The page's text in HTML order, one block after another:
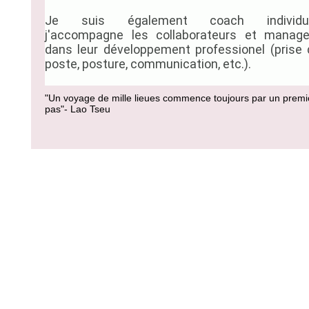
Je suis également coach
j'accompagne les collaborateurs et
dans leur développement professionel (prise
poste, posture, communication, etc.).
"Un voyage de mille lieues commence toujours par un
pas"- Lao Tseu